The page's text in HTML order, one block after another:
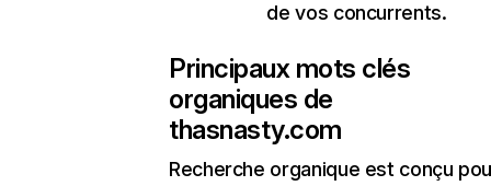
de vos concurrents.
Principaux mots clés
organiques de
thasnasty.com
Recherche organique est conçu